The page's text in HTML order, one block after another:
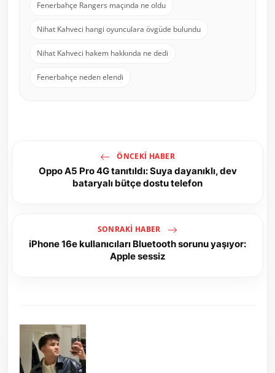
Fenerbahçe Rangers maçında ne oldu
Nihat Kahveci hangi oyunculara övgüde bulundu
Nihat Kahveci hakem hakkında ne dedi
Fenerbahçe neden elendi
ÖNCEKI HABER
Oppo A5 Pro 4G tanıtıldı: Suya dayanıklı, dev
bataryalı bütçe dostu telefon
SONRAKI HABER
iPhone 16e kullanıcıları Bluetooth sorunu yaşıyor:
Apple sessiz